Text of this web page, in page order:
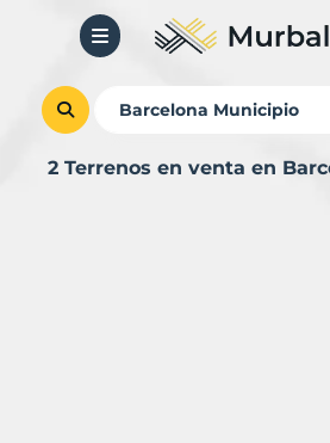
2 Terrenos en venta en